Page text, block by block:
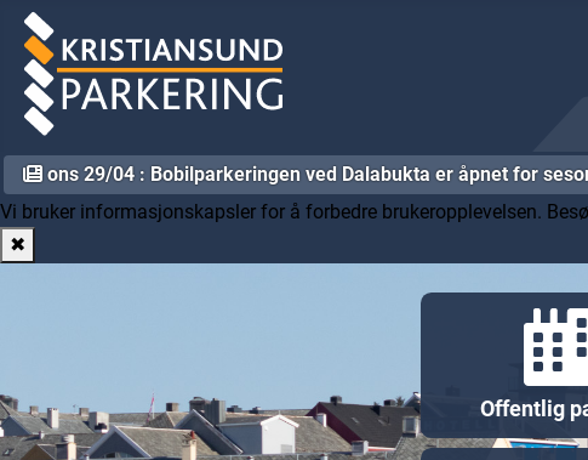
ons 29/04 : Bobilparkeringen ved Dalabukta er åpnet for
Vi bruker informasjonskapsler for å forbedre brukeropplevelsen.
✖
Offentlig